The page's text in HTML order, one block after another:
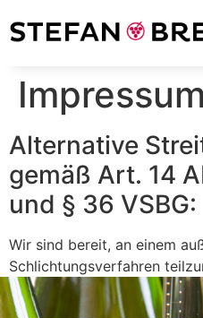
Impressum
Alternative
gemäß Art. 14
und § 36 VSBG:
Wir sind bereit, an einem
Schlichtungsverfahren